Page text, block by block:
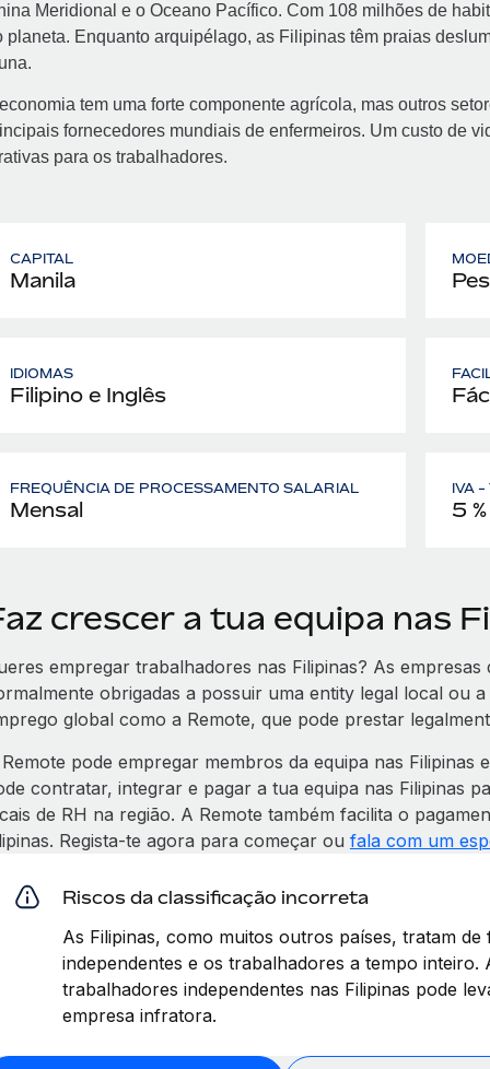
Meridional e o Oceano Pacífico. Com 108 milhões de
planeta. Enquanto arquipélago, as Filipinas têm praias
tem uma forte componente agrícola, mas outros
fornecedores mundiais de enfermeiros. Um custo de
para os trabalhadores.
CAPITAL
Manila
IDIOMAS
Filipino e Inglês
FREQUÊNCIA DE PROCESSAMENTO SALARIAL
Mensal
IVA -
5
crescer a tua equipa nas
empregar trabalhadores nas Filipinas? As
obrigadas a possuir uma entity legal local ou
global como a Remote, que pode prestar
pode empregar membros da equipa nas Filipinas
contratar, integrar e pagar a tua equipa nas Filipinas
de RH na região. A Remote também facilita o
Regista-te agora para começar ou fala com um
Riscos da classificação incorreta
As Filipinas, como muitos outros países, tratam
independentes e os trabalhadores a tempo inteiro.
trabalhadores independentes nas Filipinas pode
empresa infratora.